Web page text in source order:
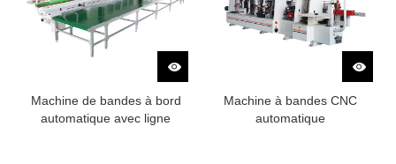
Machine de bandes à bord
automatique avec ligne
Machine à bandes CNC
automatique